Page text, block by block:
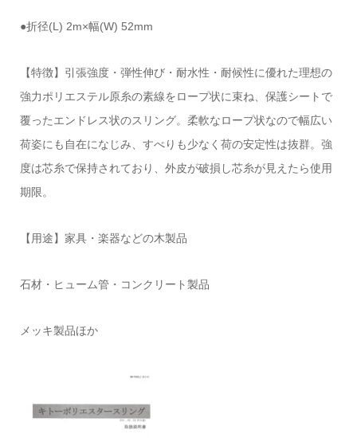
●折径(L) 2m×幅(W) 52mm
【特徴】引張強度・弾性伸び・耐水性・耐候性に優れた理想の
強力ポリエステル原糸の素線をロープ状に束ね、保護シートで
覆ったエンドレス状のスリング。柔軟なロープ状なので幅広い
荷姿にも自在になじみ、すべりも少なく荷の安定性は抜群。強
度は芯糸で保持されており、外皮が破損し芯糸が見えたら使用
期限。
【用途】家具・楽器などの木製品
石材・ヒューム管・コンクリート製品
メッキ製品ほか